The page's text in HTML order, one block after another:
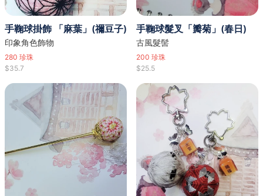
手鞠球掛飾 「麻葉」(禰豆子)
印象角色飾物
280 珍珠
$35.7
手鞠球髮叉「瓣菊」(春日)
古風髮髻
200 珍珠
$25.5